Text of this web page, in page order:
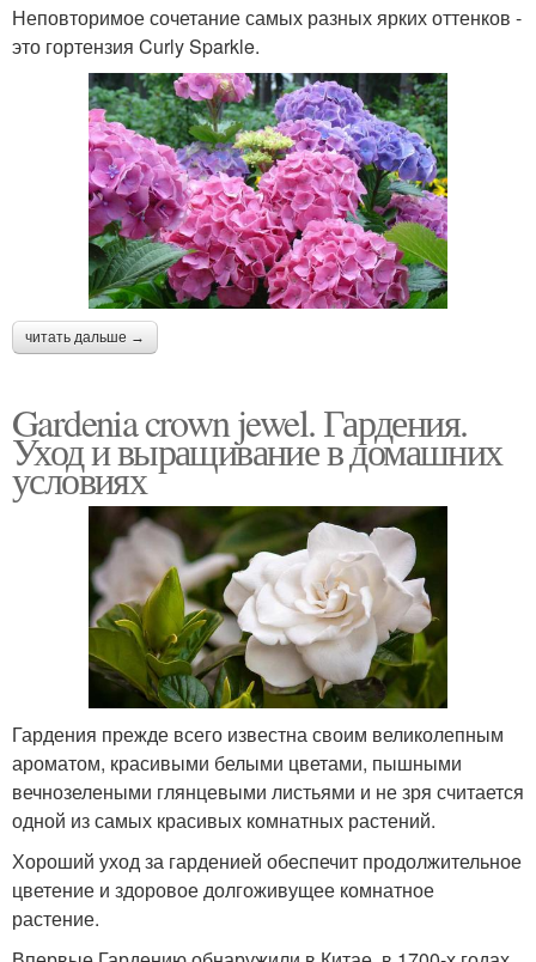
Неповторимое сочетание самых разных ярких оттенков -
это гортензия Curly Sparkle.
читать дальше →
Gardenia crown jewel. Гардения.
Уход и выращивание в домашних
условиях
Гардения прежде всего известна своим великолепным
ароматом, красивыми белыми цветами, пышными
вечнозелеными глянцевыми листьями и не зря считается
одной из самых красивых комнатных растений.
Хороший уход за гарденией обеспечит продолжительное
цветение и здоровое долгоживущее комнатное
растение.